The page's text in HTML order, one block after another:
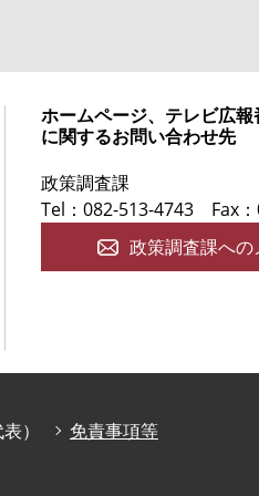
ホームページ、テレビ広
に関するお問い合わせ先
政策調査課
Tel：082-513-4743
Fax
政策調査課へ
） 免責事項等